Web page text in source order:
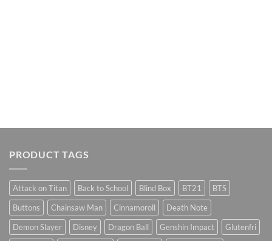
PRODUCT TAGS
Attack on Titan Back to School Blind Box BT21
BTS
Buttons
Chainsaw Man Cinnamoroll
Death Note
Demon Slayer
Disney Dragon Ball Genshin Impact
Glutenfri